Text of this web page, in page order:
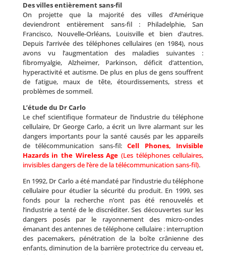
Des villes entièrement sans-fil
On projette que la majorité des villes d’Amérique
deviendront entièrement sans-fil : Philadelphie, San
Francisco, Nouvelle-Orléans, Louisville et bien d’autres.
Depuis l’arrivée des téléphones cellulaires (en 1984), nous
avons vu l’augmentation des maladies suivantes :
fibromyalgie, Alzheimer, Parkinson, déficit d’attention,
hyperactivité et autisme. De plus en plus de gens souffrent
de fatigue, maux de tête, étourdissements, stress et
problèmes de sommeil.
L’étude du Dr Carlo
Le chef scientifique formateur de l’industrie du téléphone
cellulaire, Dr George Carlo, a écrit un livre alarmant sur les
dangers importants pour la santé causés par les appareils
de télécommunication sans-fil:Cell Phones, Invisible
Hazards in the Wireless Age (Les téléphones cellulaires,
invisibles dangers de l’ère de la télécommunication sans-fil).
En 1992, Dr Carlo a été mandaté par l’industrie du téléphone
cellulaire pour étudier la sécurité du produit. En 1999, ses
fonds pour la recherche n’ont pas été renouvelés et
l’industrie a tenté de le discréditer. Ses découvertes sur les
dangers posés par le rayonnement des micro-ondes
émanant des antennes de téléphone cellulaire : interruption
des pacemakers, pénétration de la boîte crânienne des
enfants, diminution de la barrière protectrice du cerveau et,